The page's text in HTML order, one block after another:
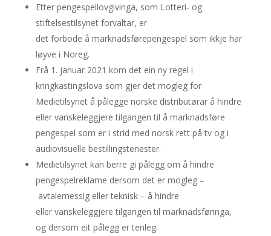
Etter pengespellovgivinga, som Lotteri- og
stiftelsestilsynet forvaltar, er
det forbode å marknadsførepengespel som ikkje har
løyve i Noreg.
Frå 1. januar 2021 kom det ein ny regel i
kringkastingslova som gjer det mogleg for
Medietilsynet å pålegge norske distributørar å hindre
eller vanskeleggjere tilgangen til å marknadsføre
pengespel som er i strid med norsk rett på tv og i
audiovisuelle bestillingstenester.
Medietilsynet kan berre gi pålegg om å hindre
pengespelreklame dersom det er mogleg –
avtalemessig eller teknisk – å hindre
eller vanskeleggjere tilgangen til marknadsføringa,
og dersom eit pålegg er tenleg.